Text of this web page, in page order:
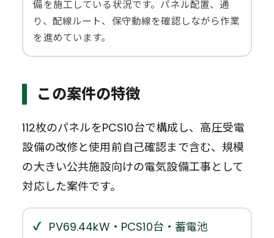
備を施工している状況です。パネル配置、通
り、配線ルート、保守動線を確認しながら作業
を進めています。
この案件の特徴
112枚のパネルをPCS10台で構成し、高圧受電
設備の改修と使用前自己確認まで含む、規模
の大きい公共施設向けの電気設備工事として
対応した案件です。
PV69.44kW・PCS10台・蓄電池